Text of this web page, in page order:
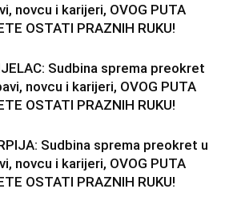
novcu i karijeri, OVOG PUTA
OSTATI PRAZNIH RUKU!
Sudbina sprema preokret
novcu i karijeri, OVOG PUTA
OSTATI PRAZNIH RUKU!
Sudbina sprema preokret u
novcu i karijeri, OVOG PUTA
OSTATI PRAZNIH RUKU!